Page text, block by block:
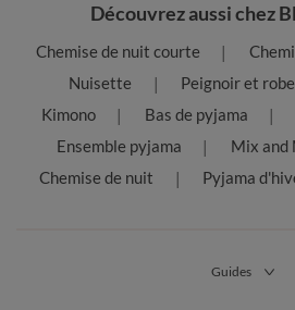
Découvrez aussi chez
Chemise de nuit courte
Nuisette
Peignoir et
Kimono
Bas de pyjama
Ensemble pyjama
Mix and
Chemise de nuit
Pyjama
Guides